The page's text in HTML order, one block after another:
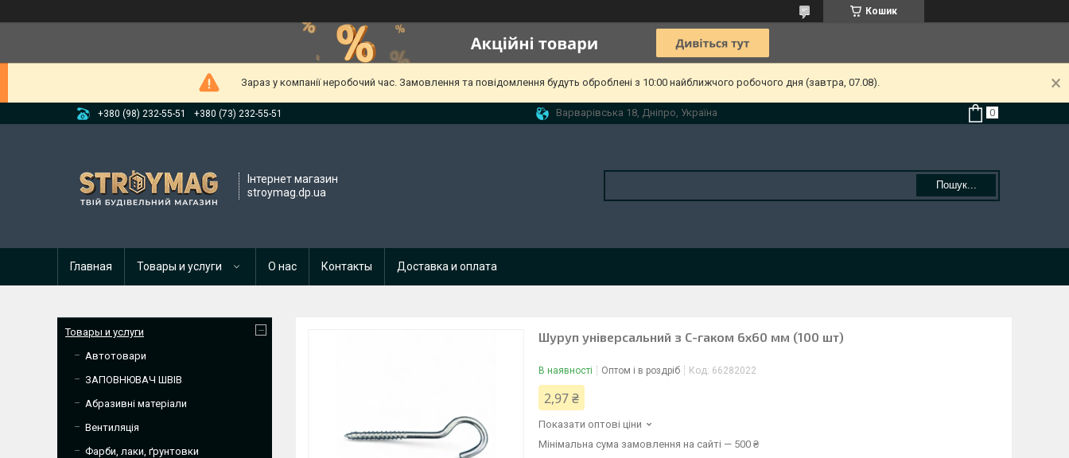
Кошик
Зараз у компанії неробочий час. Замовлення та повідомлення будуть оброблені з 10:00 найближчого робочого дня (завтра, 07.08).
+380 (98) 232-55-51 +380 (73) 232-55-51 Варварівська 18, Дніпро, Україна
Інтернет магазин
stroymag.dp.ua
Пошук...
Главная Товары и услуги О нас Контакты Доставка и оплата
Шуруп універсальний з C-гаком 6х60 мм (100 шт)
В наявності Оптом і в роздріб Код: 66282022
2,97 ₴
Показати оптові ціни
Мінімальна сума замовлення на сайті — 500 ₴
Товары и услуги
Автотовари
ЗАПОВНЮВАЧ ШВІВ
Абразивні матеріали
Вентиляція
Фарби, лаки, ґрунтовки